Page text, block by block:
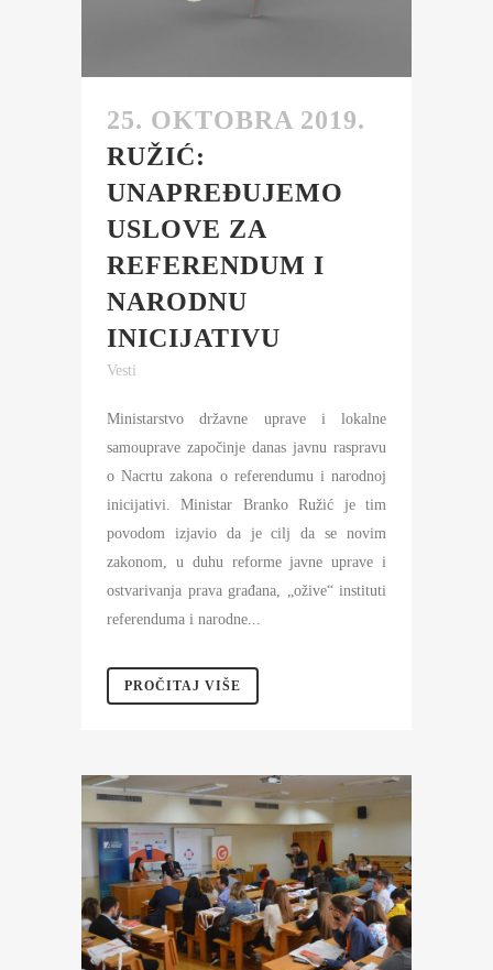
25. OKTOBRA 2019.
RUŽIĆ:
UNAPREĐUJEMO
USLOVE ZA
REFERENDUM I
NARODNU
INICIJATIVU
Vesti
Ministarstvo državne uprave i lokalne
samouprave započinje danas javnu raspravu
o Nacrtu zakona o referendumu i narodnoj
inicijativi. Ministar Branko Ružić je tim
povodom izjavio da je cilj da se novim
zakonom, u duhu reforme javne uprave i
ostvarivanja prava građana, „ožive“ instituti
referenduma i narodne...
PROČITAJ VIŠE